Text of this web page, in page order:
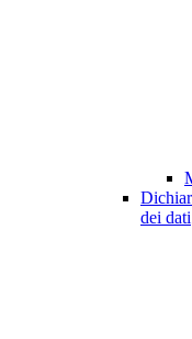
dei dati